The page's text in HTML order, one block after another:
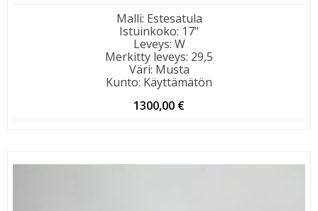
Malli: Estesatula
Istuinkoko: 17"
Leveys: W
Merkitty leveys: 29,5
Väri: Musta
Kunto: Käyttämätön
1300,00 €